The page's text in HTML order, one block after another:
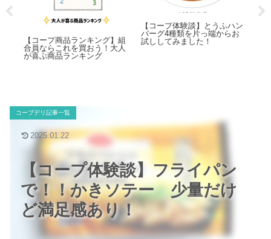
【コープ商品ランキング】組
合員ならこれを買おう！大人
が喜ぶ商品ランキング
【コープ体験談】とうふハン
バーグ4種類を片っ端からお
試ししてみました！
【コープ体験談】フライパン
で！！かきソテー 少量だけ
ど満足感あり！
コープデリ記事一覧
2025.01.22